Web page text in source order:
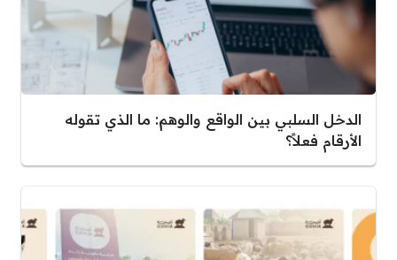
الدخل السلبي بين الواقع والوهم: ما الذي تقوله
الأرقام فعلاً؟